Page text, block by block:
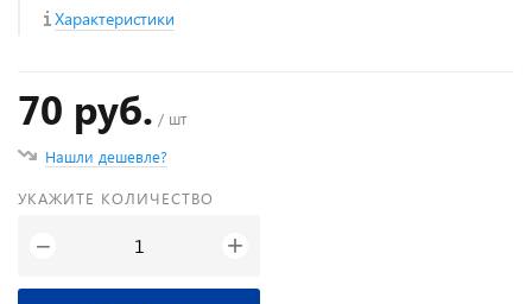
Характеристики
70 руб. / шт
Нашли дешевле?
УКАЖИТЕ КОЛИЧЕСТВО
− +